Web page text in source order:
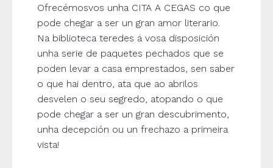
Ofrecémosvos unha CITA A CEGAS co que
pode chegar a ser un gran amor literario.
Na biblioteca teredes á vosa disposición
unha serie de paquetes pechados que se
poden levar a casa emprestados, sen saber
o que hai dentro, ata que ao abrilos
desvelen o seu segredo, atopando o que
pode chegar a ser un gran descubrimento,
unha decepción ou un frechazo a primeira
vista!